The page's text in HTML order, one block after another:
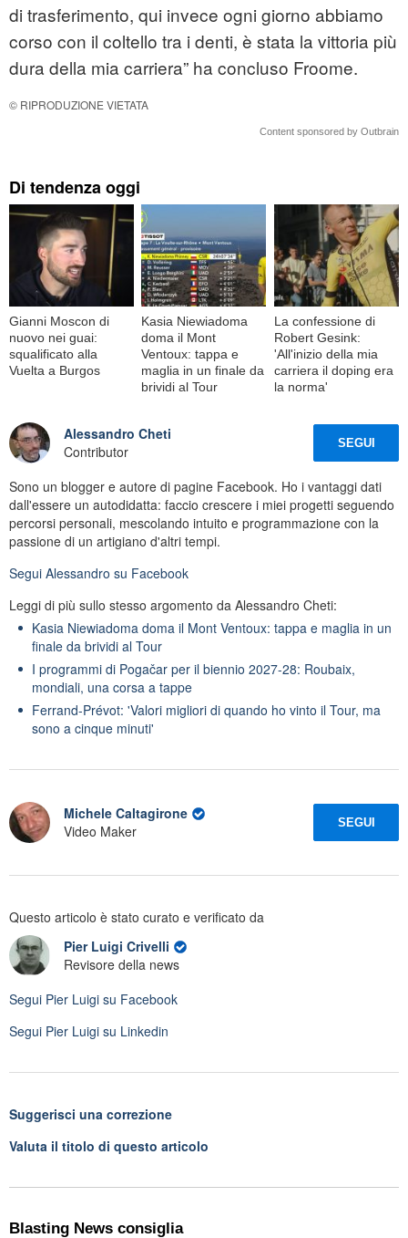
di trasferimento, qui invece ogni giorno abbiamo
corso con il coltello tra i denti, è stata la vittoria più
dura della mia carriera” ha concluso Froome.
© RIPRODUZIONE VIETATA
Content sponsored by Outbrain
Di tendenza oggi
Gianni Moscon di
nuovo nei guai:
squalificato alla
Vuelta a Burgos
Kasia Niewiadoma
doma il Mont
Ventoux: tappa e
maglia in un finale da
brividi al Tour
La confessione di
Robert Gesink:
'All'inizio della mia
carriera il doping era
la norma'
Alessandro Cheti
Contributor
SEGUI
Sono un blogger e autore di pagine Facebook. Ho i vantaggi dati
dall'essere un autodidatta: faccio crescere i miei progetti seguendo
percorsi personali, mescolando intuito e programmazione con la
passione di un artigiano d'altri tempi.
Segui Alessandro su Facebook
Leggi di più sullo stesso argomento da Alessandro Cheti:
Kasia Niewiadoma doma il Mont Ventoux: tappa e maglia in un
finale da brividi al Tour
I programmi di Pogačar per il biennio 2027-28: Roubaix,
mondiali, una corsa a tappe
Ferrand-Prévot: 'Valori migliori di quando ho vinto il Tour, ma
sono a cinque minuti'
Michele Caltagirone
Video Maker
SEGUI
Questo articolo è stato curato e verificato da
Pier Luigi Crivelli
Revisore della news
Segui Pier Luigi su Facebook
Segui Pier Luigi su Linkedin
Suggerisci una correzione
Valuta il titolo di questo articolo
Blasting News consiglia